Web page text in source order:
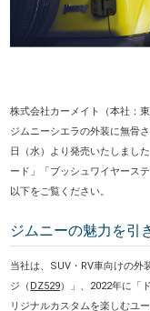
株式会社カーメイト（本社：
ジムニーシエラの外装に無骨
日（水）より発売いたしまし
ード」「ブッシュワイヤース
以下をご覧ください。
ジムニーの魅力を引
当社は、SUV・RV車向けの外
ジ（ DZ529）」、2022年に「
リジナルカスタムを楽しむユ